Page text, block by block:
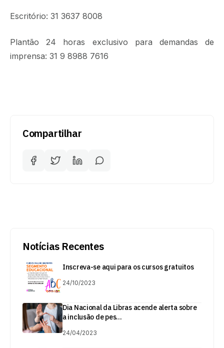
Escritório: 31 3637 8008
Plantão 24 horas exclusivo para demandas de
imprensa: 31 9 8988 7616
Compartilhar
Notícias Recentes
Inscreva-se aqui para os cursos gratuitos
24/10/2023
Dia Nacional da Libras acende alerta sobre
a inclusão de pes...
24/04/2023